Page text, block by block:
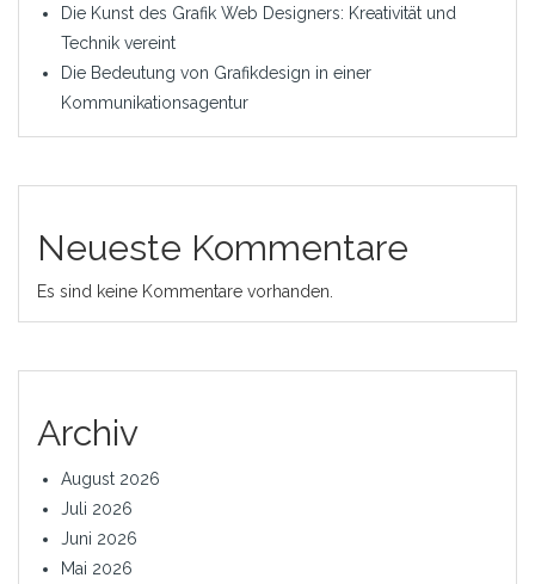
Die Kunst des Grafik Web Designers: Kreativität und
Technik vereint
Die Bedeutung von Grafikdesign in einer
Kommunikationsagentur
Neueste Kommentare
Es sind keine Kommentare vorhanden.
Archiv
August 2026
Juli 2026
Juni 2026
Mai 2026